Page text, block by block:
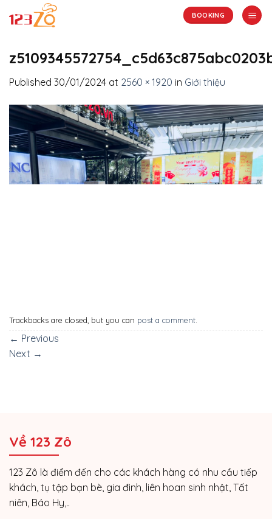
BOOKING
Published 30/01/2024 at 2560 × 1920 in Giới thiệu
Trackbacks are closed, but you can post a comment
← Previous
Next →
Về 123 Zô
123 Zô là điểm đến cho các khách hàng có nhu cầu tiếp
khách, tụ tập bạn bè, gia đình, liên hoan sinh nhật, Tất
niên, Báo Hy,..